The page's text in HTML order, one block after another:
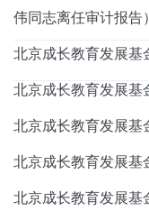
伟同志离任审计报告）
北京成长教育发展基
北京成长教育发展基
北京成长教育发展基
北京成长教育发展基
北京成长教育发展基